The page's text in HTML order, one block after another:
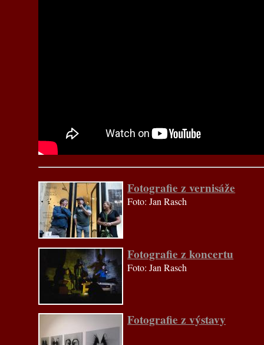
Fotografie z vernisáže
Foto: Jan Rasch
Fotografie z koncertu
Foto: Jan Rasch
Fotografie z výstavy